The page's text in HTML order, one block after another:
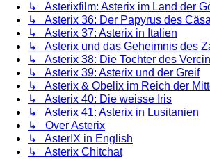
↳ Asterixfilm: Asterix im Land der
↳ Asterix 36: Der Papyrus des
↳ Asterix 37: Asterix in Italien
↳ Asterix und das Geheimnis des
↳ Asterix 38: Die Tochter des
↳ Asterix 39: Asterix und der Greif
↳ Asterix & Obelix im Reich der
↳ Asterix 40: Die weisse Iris
↳ Asterix 41: Asterix in Lusitanien
↳ Over Asterix
↳ AsterIX in English
↳ Asterix Chitchat